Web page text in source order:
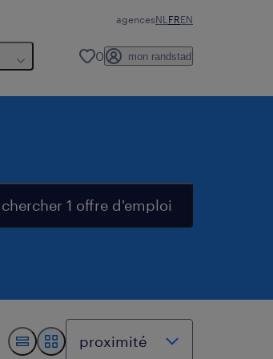
agencesNL FREN
0 mon randstad
chercher 1 offre d'emploi